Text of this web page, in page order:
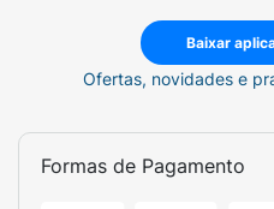
Baixar
Ofertas, novidades e
Formas de Pagamento